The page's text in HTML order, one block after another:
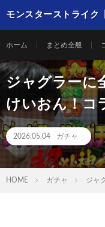
モンスターストライク
ホーム まとめ全般
ジャグラーに
けいおん！コ
2026.05.04 ガチャ
HOME ガチャ ジャ